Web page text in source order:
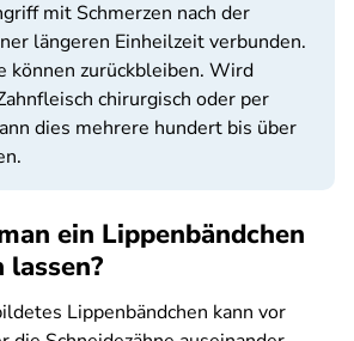
mit Schmerzen nach der
längeren Einheilzeit verbunden.
können zurückbleiben. Wird
chirurgisch oder per
dies mehrere hundert bis über
ein Lippenbändchen
Lippenbändchen kann vor